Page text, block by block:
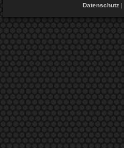
Datenschutz|